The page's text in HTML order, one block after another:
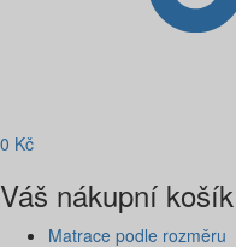
0 Kč
Váš nákupní
Matrace podle rozměru